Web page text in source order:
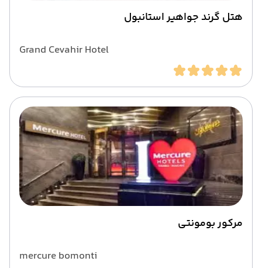
هتل گرند جواهیر استانبول
Grand Cevahir Hotel
مرکور بومونتی
mercure bomonti